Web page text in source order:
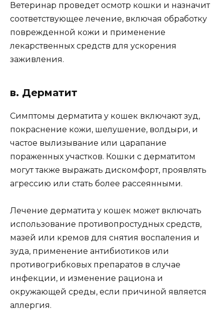
Ветеринар проведет осмотр кошки и назначит
соответствующее лечение, включая обработку
поврежденной кожи и применение
лекарственных средств для ускорения
заживления.
в. Дерматит
Симптомы дерматита у кошек включают зуд,
покраснение кожи, шелушение, волдыри, и
частое вылизывание или царапание
пораженных участков. Кошки с дерматитом
могут также выражать дискомфорт, проявлять
агрессию или стать более рассеянными.
Лечение дерматита у кошек может включать
использование противопростудных средств,
мазей или кремов для снятия воспаления и
зуда, применение антибиотиков или
противогрибковых препаратов в случае
инфекции, и изменение рациона и
окружающей среды, если причиной является
аллергия.